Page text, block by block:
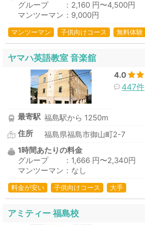
グループ ：2,160 円〜4,500円
マンツーマン：9,000円
マンツーマン 子供向けコース 無料体験
ヤマハ英語教室 音楽舘
4.0
447件
最寄駅 福島駅から 1250m
住所
福島県福島市御山町2-7
1時間あたりの料金
グループ ：1,666 円〜2,340円
マンツーマン：なし
料金が安い 子供向けコース 大手
アミティー 福島校